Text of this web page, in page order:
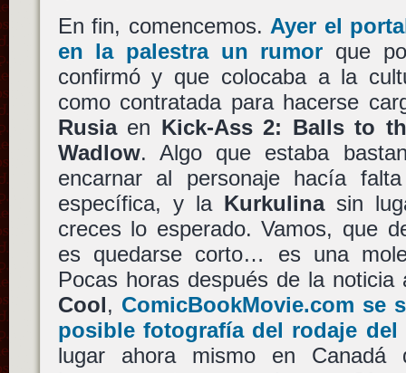
En fin, comencemos. Ayer el
en la palestra un rumor que
confirmó y que colocaba a la
como contratada para hacerse
Rusiaen Kick-Ass 2: Balls to
Wadlow. Algo que estaba
encarnar al personaje hacía
específica, y la Kurkulinasin
creces lo esperado. Vamos, que
es quedarse corto… es una
Pocas horas después de la
Cool, ComicBookMovie.com se
posible fotografía del rodaje del
lugar ahora mismo en Canadá